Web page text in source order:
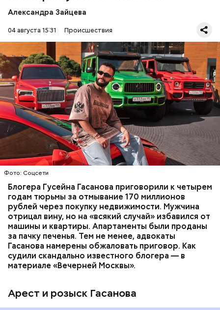
Александра Зайцева
04 августа 15:31 Происшествия
Фото: Соцсети
Блогера Гусейна Гасанова приговорили к четырем
годам тюрьмы за отмывание 170 миллионов
рублей через покупку недвижимости. Мужчина
отрицал вину, но на «всякий случай» избавился от
машины и квартиры. Апартаменты были проданы
за пачку печенья. Тем не менее, адвокаты
Гасанова намерены обжаловать приговор. Как
судили скандально известного блогера — в
материале «Вечерней Москвы».
Арест и розыск Гасанова
В мае 2025 года МВД РФ объявило в
международный розыскблогера Гусейна Гасанова.
В его отношении возбудили уголовное дело о
неуплате налогов и легализации преступных
доходов в особо крупном размере. В тот же день
мужчину заочно арестовали.
Фото: База розыска МВД РФ
НАЛОГИ ПОИСК ЛЮДЕЙ ДЕНЬГИ
МВД
ГАСАН ГУСЕЙНОВ